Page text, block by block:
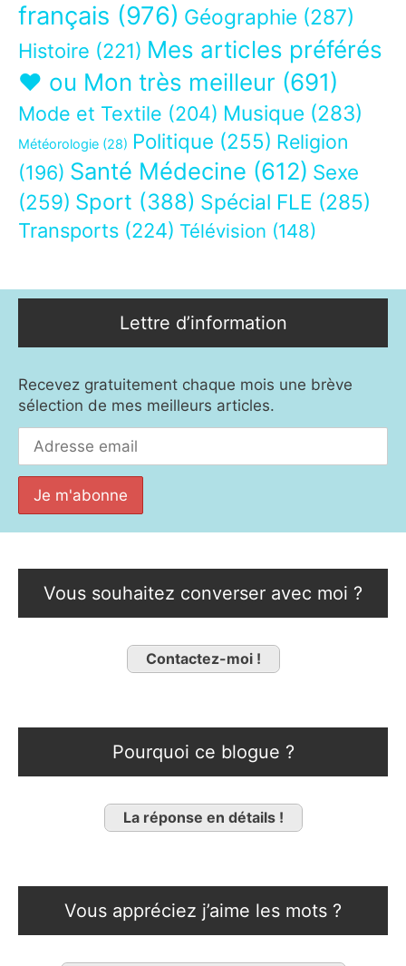
français (976) Géographie (287)
Histoire (221) Mes articles préférés
❤ ou Mon très meilleur (691)
Mode et Textile (204) Musique (283)
Météorologie (28) Politique (255) Religion
(196) Santé Médecine (612) Sexe
(259) Sport (388) Spécial FLE (285)
Transports (224) Télévision (148)
Lettre d’information
Recevez gratuitement chaque mois une brève
sélection de mes meilleurs articles.
Vous souhaitez converser avec moi ?
Contactez-moi !
Pourquoi ce blogue ?
La réponse en détails !
Vous appréciez j’aime les mots ?